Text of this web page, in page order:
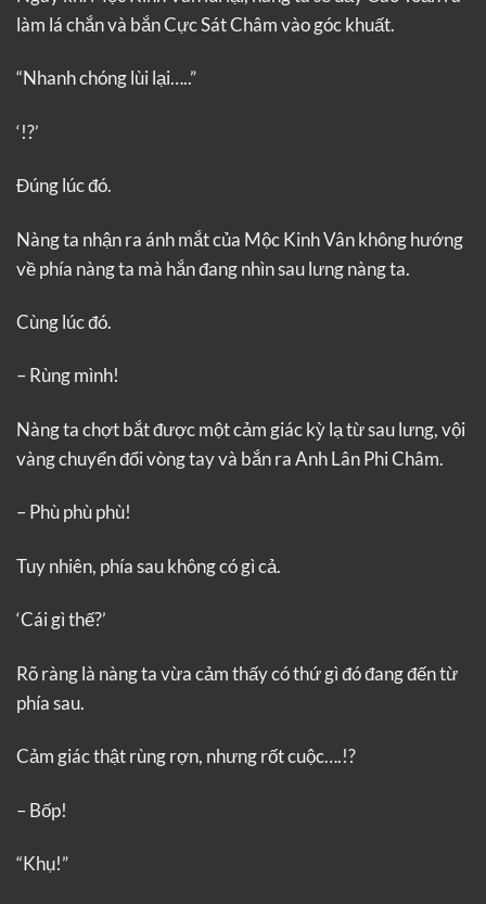
làm lá chắn và bắn Cực Sát Châm vào góc khuất.
“Nhanh chóng lùi lại…..”
‘!?’
Đúng lúc đó.
Nàng ta nhận ra ánh mắt của Mộc Kinh Vân không hướng
về phía nàng ta mà hắn đang nhìn sau lưng nàng ta.
Cùng lúc đó.
– Rùng mình!
Nàng ta chợt bắt được một cảm giác kỳ lạ từ sau lưng, vội
vàng chuyển đổi vòng tay và bắn ra Anh Lân Phi Châm.
– Phù phù phù!
Tuy nhiên, phía sau không có gì cả.
‘Cái gì thế?’
Rõ ràng là nàng ta vừa cảm thấy có thứ gì đó đang đến từ
phía sau.
Cảm giác thật rùng rợn, nhưng rốt cuộc….!?
– Bốp!
“Khụ!”